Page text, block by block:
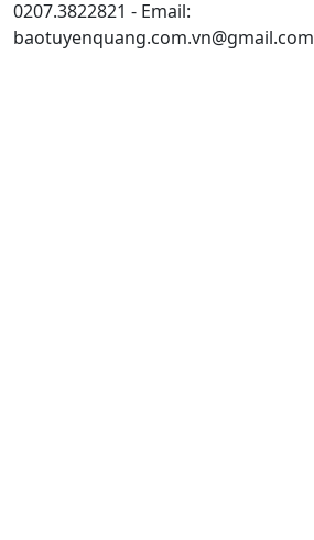
0207.3822821 - Email:
baotuyenquang.com.vn@gmail.com